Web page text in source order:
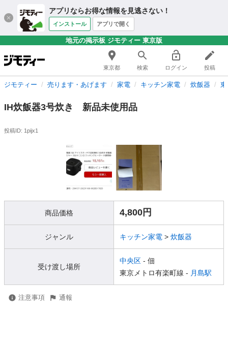
アプリならお得な情報を見逃さない！
インストール アプリで開く
地元の掲示板 ジモティー 東京版
東京都 検索 ログイン 投稿
ジモティー 売ります・あげます 家電 キッチン家電 炊飯器
IH炊飯器3号炊き 新品未使用品
投稿ID: 1pijx1
商品価格 4,800円
ジャンル キッチン家電 > 炊飯器
受け渡し場所
中央区 - 佃
東京メトロ有楽町線 - 月島駅
注意事項 通報